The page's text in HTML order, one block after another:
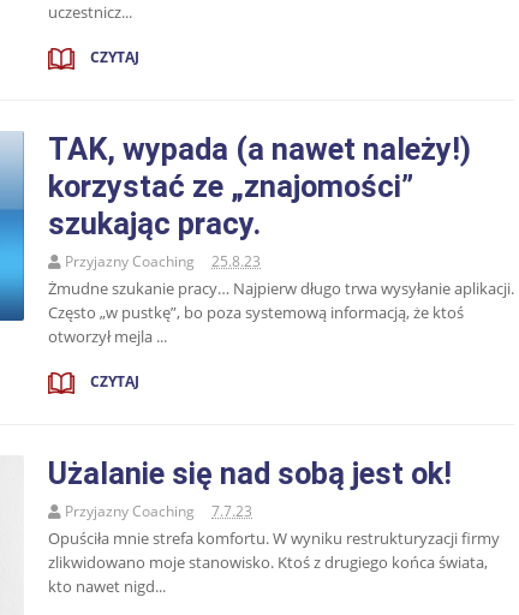
uczestnicz...
CZYTAJ
TAK, wypada (a nawet należy!)
korzystać ze „znajomości”
szukając pracy.
Przyjazny Coaching 25.8.23
Żmudne szukanie pracy… Najpierw długo trwa wysyłanie aplikacji.
Często „w pustkę”, bo poza systemową informacją, że ktoś
otworzył mejla ...
CZYTAJ
Użalanie się nad sobą jest ok!
Przyjazny Coaching 7.7.23
Opuściła mnie strefa komfortu. W wyniku restrukturyzacji firmy
zlikwidowano moje stanowisko. Ktoś z drugiego końca świata,
kto nawet nigd...